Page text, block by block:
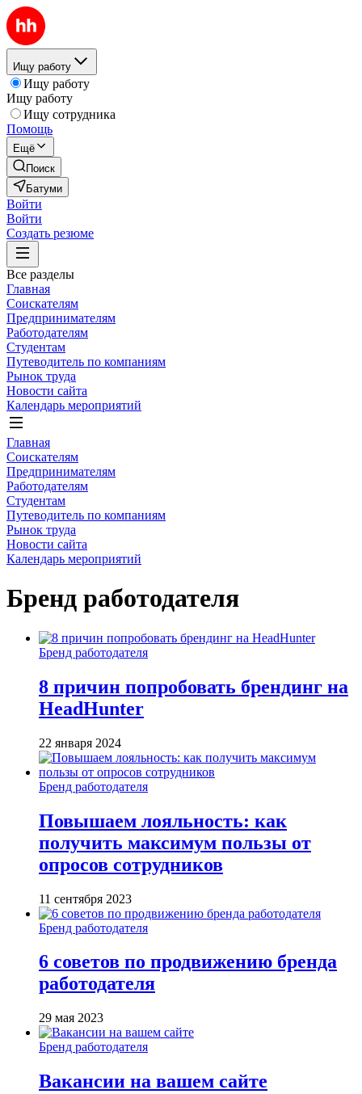
Ищу работу
Ищу работу
Ищу работу
Ищу сотрудника
Помощь
Ещё
Поиск
Батуми
Войти
Войти
Создать резюме
Все разделы
Главная
Соискателям
Предпринимателям
Работодателям
Студентам
Путеводитель по компаниям
Рынок труда
Новости сайта
Календарь мероприятий
Главная
Соискателям
Предпринимателям
Работодателям
Студентам
Путеводитель по компаниям
Рынок труда
Новости сайта
Календарь мероприятий
Бренд работодателя
Бренд работодателя
8 причин попробовать брендинг на
HeadHunter
22 января 2024
Бренд работодателя
Повышаем лояльность: как
получить максимум пользы от
опросов сотрудников
11 сентября 2023
Бренд работодателя
6 советов по продвижению бренда
работодателя
29 мая 2023
Бренд работодателя
Вакансии на вашем сайте